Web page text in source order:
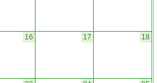
16 17 18